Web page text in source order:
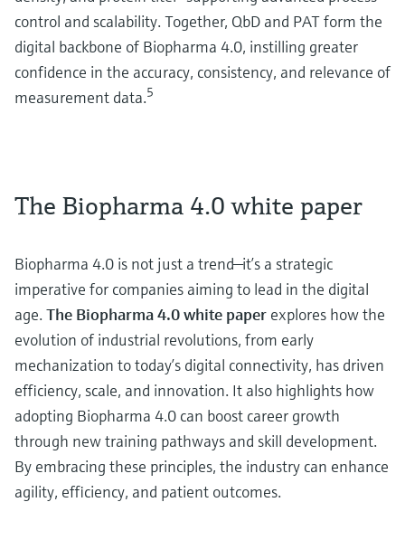
control and scalability. Together, QbD and PAT form the
digital backbone of Biopharma 4.0, instilling greater
confidence in the accuracy, consistency, and relevance of
measurement data.5
The Biopharma 4.0 white paper
Biopharma 4.0 is not just a trend—it’s a strategic
imperative for companies aiming to lead in the digital
age. The Biopharma 4.0 white paper explores how the
evolution of industrial revolutions, from early
mechanization to today’s digital connectivity, has driven
efficiency, scale, and innovation. It also highlights how
adopting Biopharma 4.0 can boost career growth
through new training pathways and skill development.
By embracing these principles, the industry can enhance
agility, efficiency, and patient outcomes.